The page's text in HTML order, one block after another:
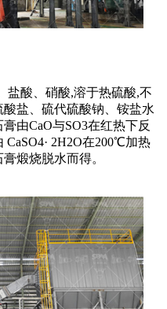
盐酸、硝酸,溶于热硫酸,不
盐、硫代硫酸钠、铵盐水
由CaO与SO3在红热下反
2H2O在200℃加热
煅烧脱水而得。